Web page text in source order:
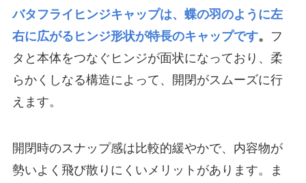
バタフライヒンジキャップは、蝶の羽のように左
右に広がるヒンジ形状が特長のキャップです。 フ
タと本体をつなぐヒンジが面状になっており、柔
らかくしなる構造によって、開閉がスムーズに行
えます。
開閉時のスナップ感は比較的緩やかで、内容物が
勢いよく飛び散りにくいメリットがあります。ま